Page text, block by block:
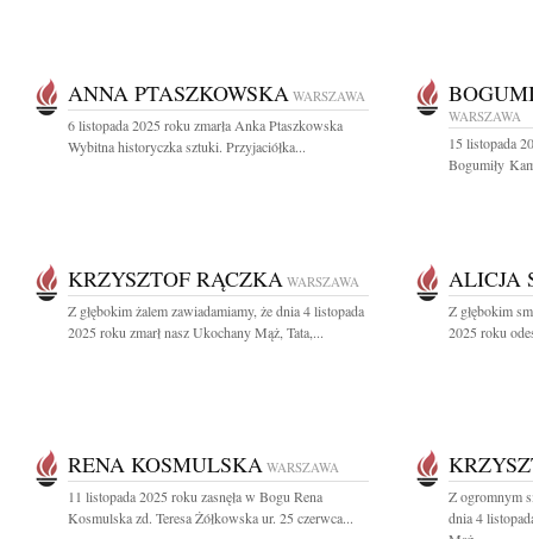
ANNA PTASZKOWSKA WARSZAWA
6 listopada 2025 roku zmarła Anka Ptaszkowska
Wybitna historyczka sztuki. Przyjaciółka...
WARSZAWA
15 listopada
Bogumiły
KRZYSZTOF RĄCZKA WARSZAWA
Z głębokim żalem zawiadamiamy, że dnia 4 listopada
2025 roku zmarł nasz Ukochany Mąż, Tata,...
ALICJA
Z głębokim
2025 roku
RENA KOSMULSKA WARSZAWA
11 listopada 2025 roku zasnęła w Bogu Rena
Kosmulska zd. Teresa Żółkowska ur. 25 czerwca...
Z ogromnym
dnia 4